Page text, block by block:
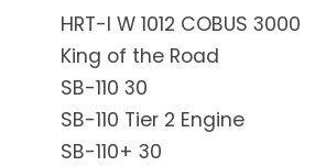
HRT-I W 1012 COBUS 3000
King of the Road
SB-110 30
SB-110 Tier 2 Engine
SB-110+ 30